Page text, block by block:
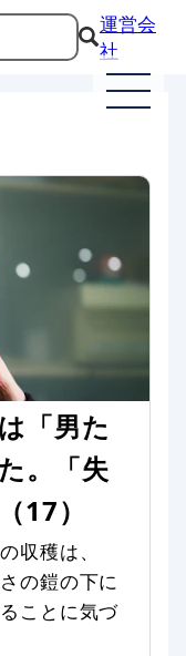
運営会
社
「男た
。「失
17）
収穫は、
の鎧の下に
ことに気づ